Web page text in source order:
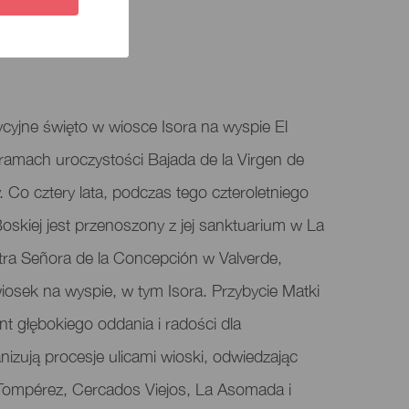
święto w wiosce Isora na wyspie El
uroczystości Bajada de la Virgen de
Co cztery lata, podczas tego czteroletniego
jest przenoszony z jej sanktuarium w La
Señora de la Concepción w Valverde,
na wyspie, w tym Isora. Przybycie Matki
głębokiego oddania i radości dla
procesje ulicami wioski, odwiedzając
Cercados Viejos, La Asomada i